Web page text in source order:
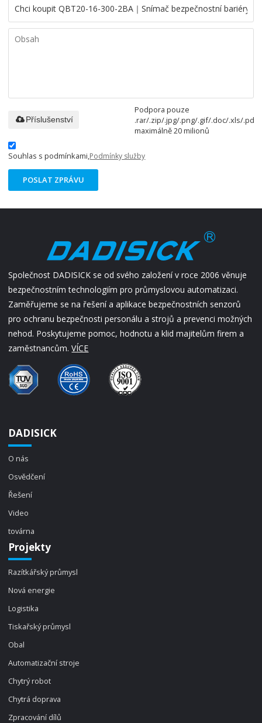
Podpora pouze
.rar/.zip/.jpg/.png/.gif/.doc/.xls/.pdf,
maximálně 20 milionů
Příslušenství
Souhlas s podmínkami,Podmínky služby
POSLAT ZPRÁVU
Společnost DADISICK se od svého založení v roce 2006 věnuje
bezpečnostním technologiím pro průmyslovou automatizaci.
Zaměřujeme se na řešení a aplikace bezpečnostních senzorů
pro ochranu bezpečnosti personálu a strojů a prevenci možných
nehod. Poskytujeme pomoc, hodnotu a klid majitelům firem a
zaměstnancům.VÍCE
DADISICK
O nás
Osvědčení
Řešení
Video
továrna
Projekty
Razítkářský průmysl
Nová energie
Logistika
Tiskařský průmysl
Obal
Automatizační stroje
Chytrý robot
Chytrá doprava
Zpracování dílů